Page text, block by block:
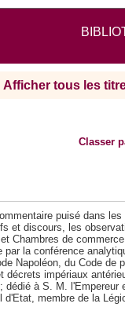
Afficher tous les
Classer
puisé dans
et discours, les
Chambres de
la conférence
Napoléon, du Code de
décrets impériaux
dédié à S. M. l'Empereur
membre de la